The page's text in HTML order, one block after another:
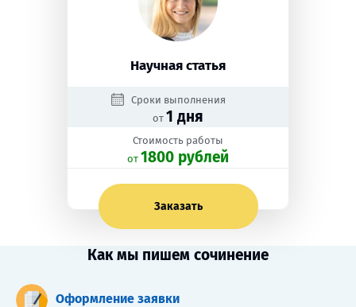
Научная статья
Сроки выполнения
от 1 дня
Стоимость работы
oт 1800 рублей
Заказать
Как мы пишем сочинение
Оформление заявки